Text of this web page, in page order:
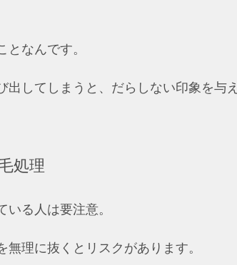
なんです。
出してしまうと、だらしない印象を与
処理
いる人は要注意。
無理に抜くとリスクがあります。